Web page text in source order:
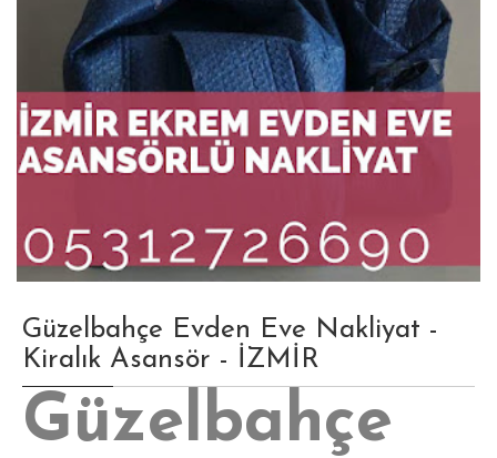
Güzelbahçe Evden Eve Nakliyat -
Kiralık Asansör - İZMİR
Güzelbahçe